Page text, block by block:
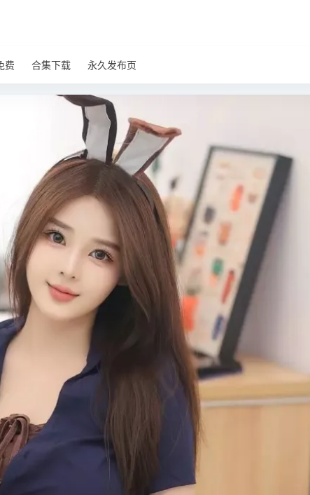
费 合集下载 永久发布页